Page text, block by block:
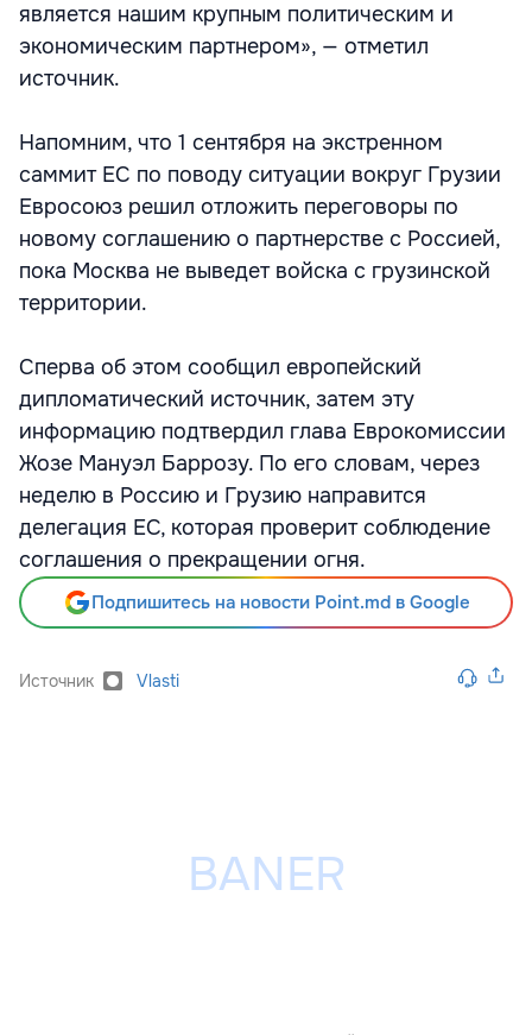
является нашим крупным политическим и
экономическим партнером», — отметил
источник.
Напомним, что 1 сентября на экстренном
саммит ЕС по поводу ситуации вокруг Грузии
Евросоюз решил отложить переговоры по
новому соглашению о партнерстве с Россией,
пока Москва не выведет войска с грузинской
территории.
Сперва об этом сообщил европейский
дипломатический источник, затем эту
информацию подтвердил глава Еврокомиссии
Жозе Мануэл Баррозу. По его словам, через
неделю в Россию и Грузию направится
делегация ЕС, которая проверит соблюдение
соглашения о прекращении огня.
Подпишитесь на новости Point.md в Google
Источник Vlasti